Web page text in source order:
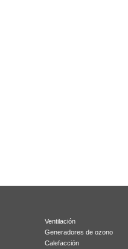
Ventilación
Generadores de ozono
Calefacción